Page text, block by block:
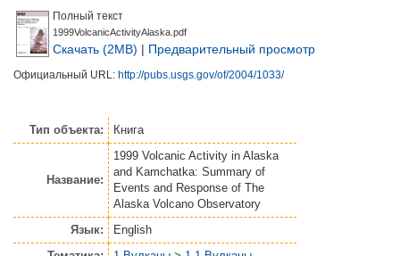
Полный текст
1999VolcanicActivityAlaska.pdf
Скачать (2MB) | Предварительный просмотр
Официальный URL: http://pubs.usgs.gov/of/2004/1033/
Тип объекта: Книга
Название:
1999 Volcanic Activity in Alaska
and Kamchatka: Summary of
Events and Response of The
Alaska Volcano Observatory
Язык:
English